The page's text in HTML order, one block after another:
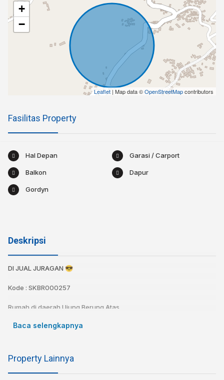
+
−
Leaflet | Map data ©OpenStreetMapcontributors
Fasilitas Property
Hal Depan Garasi / Carport
Balkon Dapur
Gordyn
Deskripsi
DI JUAL JURAGAN 😎
Kode : SKBR000257
Rumah di daerah Ujung Berung Atas
Spesifikasi:
Luas Tanah : 72
Luas Bangunan : 45
Kamar tidur : 2
Baca selengkapnya
Property Lainnya